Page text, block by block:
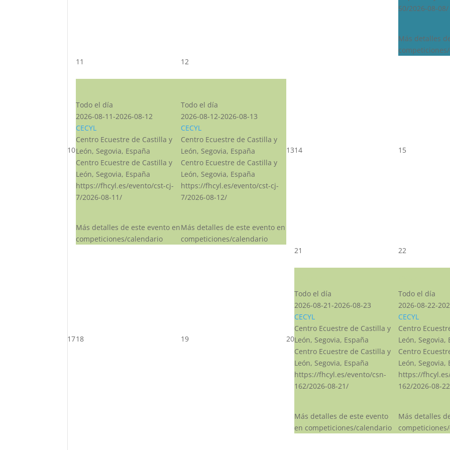
50/2026-08-08/
Más detalles
10
11
Todo el día
2026-08-11-2026-08-12
CECYL
Centro Ecuestre de Castilla y
León, Segovia, España
Centro Ecuestre de Castilla y
León, Segovia, España
https://fhcyl.es/evento/cst-cj-
7/2026-08-11/
Más detalles de este evento en
competiciones/calendario
12
Todo el día
2026-08-12-2026-08-13
CECYL
Centro Ecuestre de Castilla y
León, Segovia, España
Centro Ecuestre de Castilla y
León, Segovia, España
https://fhcyl.es/evento/cst-cj-
7/2026-08-12/
Más detalles de este evento en
competiciones/calendario
1314 15
1718 19 20
21
Todo el día
2026-08-21-2026-08-23
CECYL
Centro Ecuestre de Castilla y
León, Segovia, España
Centro Ecuestre de Castilla y
León, Segovia, España
https://fhcyl.es/evento/csn-
162/2026-08-21/
Más detalles de este evento
en competiciones/calendario
22
Todo el día
2026-08-22-
CECYL
Centro
León, Segovia,
Centro
León, Segovia,
https://
162/2026-08-
Más detalles